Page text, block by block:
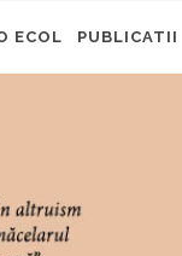
ECOL PUBLICATII